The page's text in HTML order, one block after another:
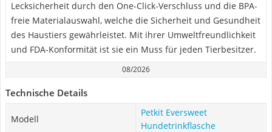
Lecksicherheit durch den One-Click-Verschluss und die BPA-
freie Materialauswahl, welche die Sicherheit und Gesundheit
des Haustiers gewährleistet. Mit ihrer Umweltfreundlichkeit
und FDA-Konformität ist sie ein Muss für jeden Tierbesitzer.
08/2026
Technische Details
Modell
Petkit Eversweet
Hundetrinkflasche